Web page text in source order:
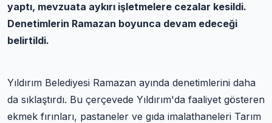
yaptı, mevzuata aykırı işletmelere cezalar kesildi.
Denetimlerin Ramazan boyunca devam edeceği
belirtildi.
Yıldırım Belediyesi Ramazan ayında denetimlerini daha
da sıklaştırdı. Bu çerçevede Yıldırım'da faaliyet gösteren
ekmek fırınları, pastaneler ve gıda imalathaneleri Tarım